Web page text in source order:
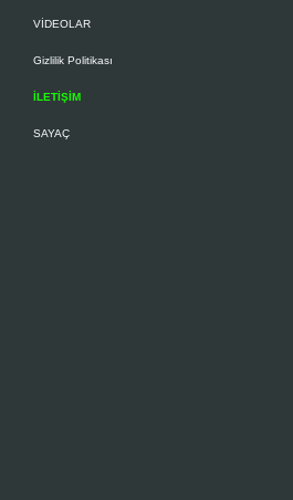
VİDEOLAR
Gizlilik Politikası
İLETİŞİM
SAYAÇ